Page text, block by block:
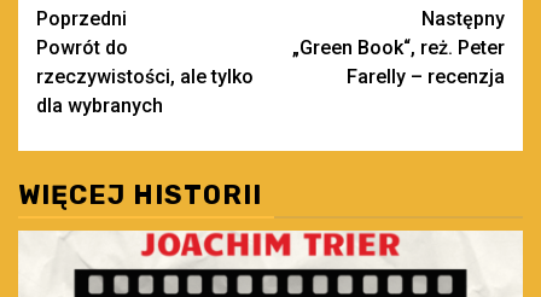
Zobacz
wpisy
Poprzedni
Powrót do
rzeczywistości, ale tylko
dla wybranych
Następny
„Green Book“, reż. Peter
Farelly – recenzja
WIĘCEJ HISTORII